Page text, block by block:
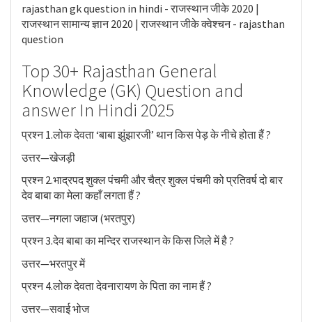
rajasthan gk question in hindi - राजस्थान जीके 2020 |
राजस्थान सामान्य ज्ञान 2020 | राजस्थान जीके क्वेश्चन - rajasthan
question
Top 30+ Rajasthan General
Knowledge (GK) Question and
answer In Hindi 2025
प्रश्न 1.लोक देवता ‘बाबा झुंझारजी’ थान किस पेड़ के नीचे होता हैं ?
उत्तर—खेजड़ी
प्रश्न 2.भाद्रपद शुक्ल पंचमी और चैत्र शुक्ल पंचमी को प्रतिवर्ष दो बार
देव बाबा का मेला कहाँ लगता हैं ?
उत्तर—नगला जहाज (भरतपुर)
प्रश्न 3.देव बाबा का मन्दिर राजस्थान के किस जिले में है ?
उत्तर—भरतपुर में
प्रश्न 4.लोक देवता देवनारायण के पिता का नाम हैं ?
उत्तर—सवाई भोज